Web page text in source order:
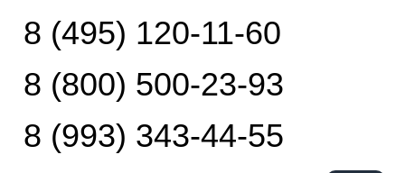
8 (495) 120-11-60
8 (800) 500-23-93
8 (993) 343-44-55